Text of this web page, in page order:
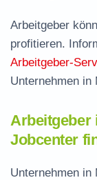
Arbeitgeber
profitieren.
Arbeitgeber-
Unternehmen in
Arbeitgeber
Jobcenter
Unternehmen in